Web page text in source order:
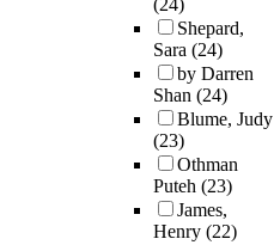
(24)
Shepard,
Sara (24)
by Darren
Shan (24)
Blume, Judy
(23)
Othman
Puteh (23)
James,
Henry (22)